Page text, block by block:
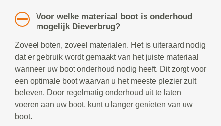
Voor welke materiaal boot is onderhoud
mogelijk Dieverbrug?
Zoveel boten, zoveel materialen. Het is uiteraard nodig
dat er gebruik wordt gemaakt van het juiste materiaal
wanneer uw boot onderhoud nodig heeft. Dit zorgt voor
een optimale boot waarvan u het meeste plezier zult
beleven. Door regelmatig onderhoud uit te laten
voeren aan uw boot, kunt u langer genieten van uw
boot.